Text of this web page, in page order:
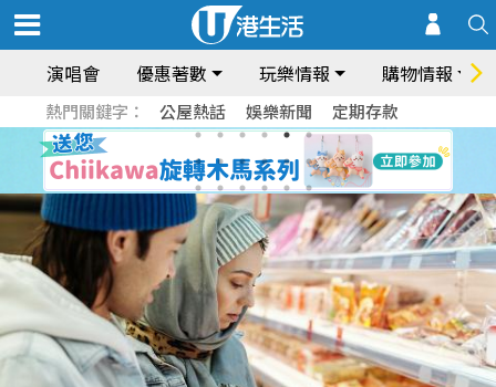
演唱會 優惠著數 玩樂情報 購物情報
熱門關鍵字： 公屋熱話 娛樂新聞 定期存款